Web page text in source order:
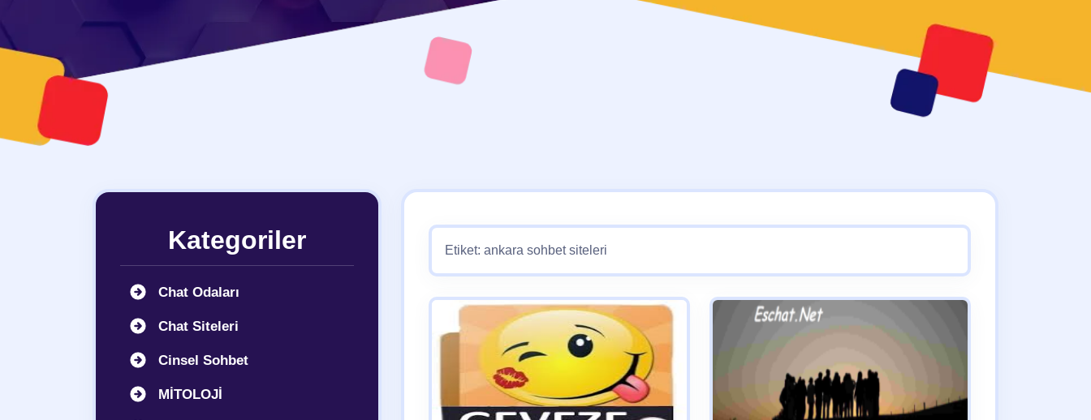
Kategoriler
Chat Odaları
Chat Siteleri
Cinsel Sohbet
MİTOLOJİ
Etiket: ankara sohbet siteleri